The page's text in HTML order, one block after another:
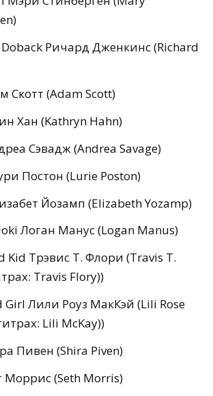
Doback Ричард Дженкинс (Richard
Скотт (Adam Scott)
Хан (Kathryn Hahn)
Сэвадж (Andrea Savage)
Постон (Lurie Poston)
Йозамп (Elizabeth Yozamp)
Логан Манус (Logan Manus)
Kid Трэвис Т. Флори (Travis T.
Travis Flory))
Girl Лили Роуз МакКэй (Lili Rose
Lili McKay))
Пивен (Shira Piven)
Моррис (Seth Morris)